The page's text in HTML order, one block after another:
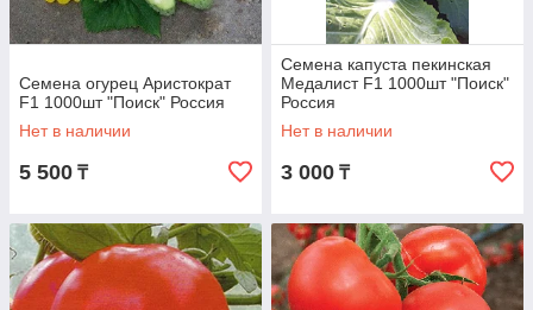
Семена огурец Аристократ
F1 1000шт "Поиск" Россия
Нет в наличии
5 500 ₸
Семена капуста пекинская
Медалист F1 1000шт "Поиск"
Россия
Нет в наличии
3 000 ₸